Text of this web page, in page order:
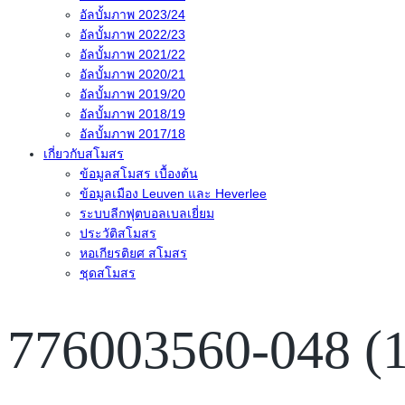
อัลบั้มภาพ 2023/24
อัลบั้มภาพ 2022/23
อัลบั้มภาพ 2021/22
อัลบั้มภาพ 2020/21
อัลบั้มภาพ 2019/20
อัลบั้มภาพ 2018/19
อัลบั้มภาพ 2017/18
เกี่ยวกับสโมสร
ข้อมูลสโมสร เบื้องต้น
ข้อมูลเมือง Leuven และ Heverlee
ระบบลีกฟุตบอลเบลเยี่ยม
ประวัติสโมสร
หอเกียรติยศ สโมสร
ชุดสโมสร
776003560-048